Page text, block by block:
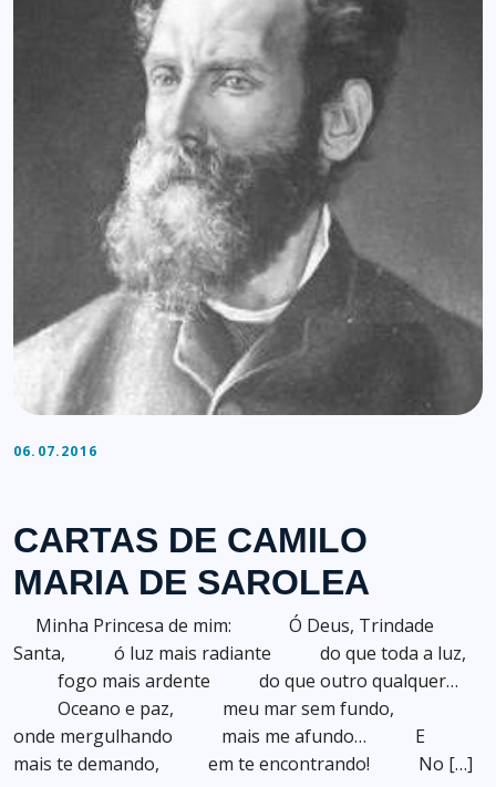
06.07.2016
CARTAS DE CAMILO
MARIA DE SAROLEA
Minha Princesa de mim: Ó Deus, Trindade
Santa, ó luz mais radiante do que toda a luz,
fogo mais ardente do que outro qualquer…
Oceano e paz, meu mar sem fundo,
onde mergulhando mais me afundo… E
mais te demando, em te encontrando! No […]